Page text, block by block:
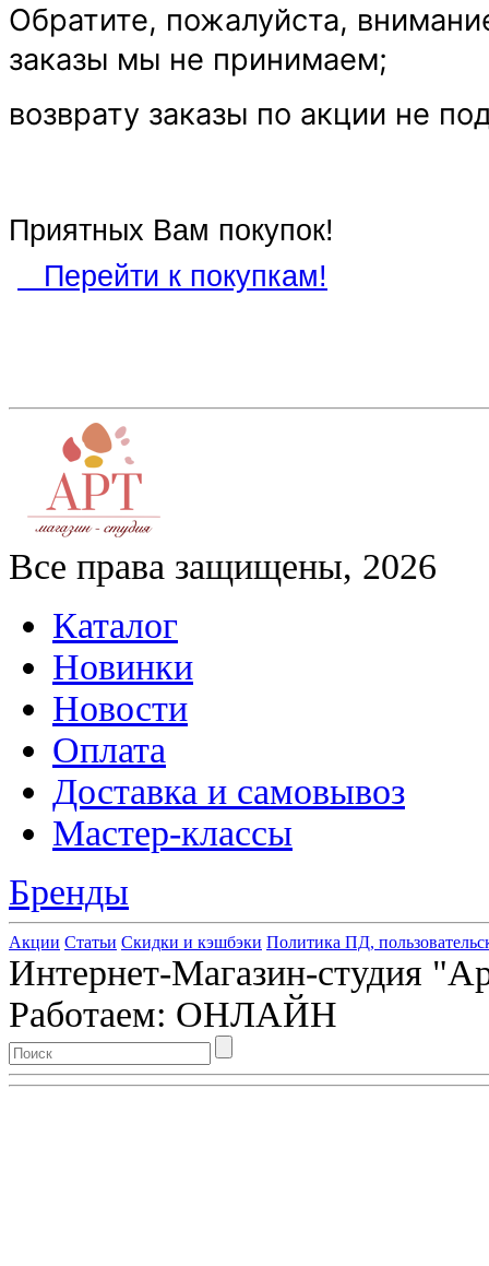
Обратите, пожалуйста,
заказы мы не принимаем;
возврату заказы по акции не
Приятных Вам покупок!
Перейти к покупкам!
Все права защищены, 2026
Каталог
Новинки
Новости
Оплата
Доставка и самовывоз
Мастер-классы
Бренды
Акции Статьи Скидки и кэшбэки Политика ПД,
Интернет-Магазин-студия
Работаем: ОНЛАЙН